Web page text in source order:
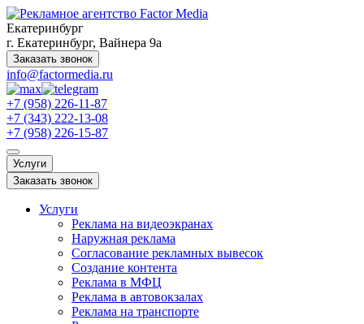
Екатеринбург
г. Екатеринбург, Вайнера 9а
Заказать звонок
info@factormedia.ru
+7 (958) 226-11-87
+7 (343) 222-13-08
+7 (958) 226-15-87
Услуги
Заказать звонок
Услуги
Реклама на видеоэкранах
Наружная реклама
Согласование рекламных вывесок
Создание контента
Реклама в МФЦ
Реклама в автовокзалах
Реклама на транспорте